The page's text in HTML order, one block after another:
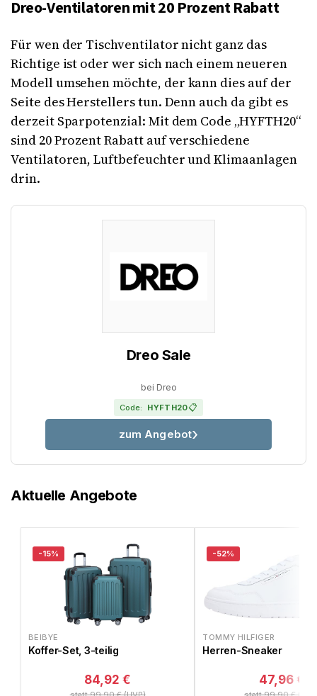
Dreo-Ventilatoren mit 20 Prozent Rabatt
Für wen der Tischventilator nicht ganz das
Richtige ist oder wer sich nach einem neueren
Modell umsehen möchte, der kann dies auf der
Seite des Herstellers tun. Denn auch da gibt es
derzeit Sparpotenzial: Mit dem Code „HYFTH20“
sind 20 Prozent Rabatt auf verschiedene
Ventilatoren, Luftbefeuchter und Klimaanlagen
drin.
Dreo Sale
bei Dreo
Code: HYFTH20📋
zum Angebot
Aktuelle Angebote
-15%
BEIBYE
Koffer-Set, 3-teilig
84,92 €
-52%
TOMMY HILFIGER
Herren-Sneaker
47,96 €